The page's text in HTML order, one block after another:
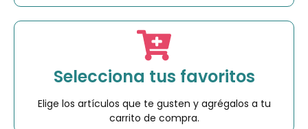
Selecciona tus favoritos
Elige los artículos que te gusten y agrégalos a tu
carrito de compra.